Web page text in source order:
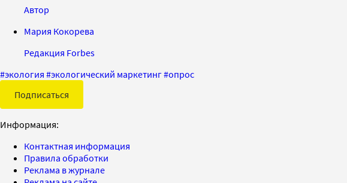
Автор
Мария Кокорева
Редакция Forbes
#экология #экологический маркетинг#опрос
Подписаться
Информация:
Контактная информация
Правила обработки
Реклама в журнале